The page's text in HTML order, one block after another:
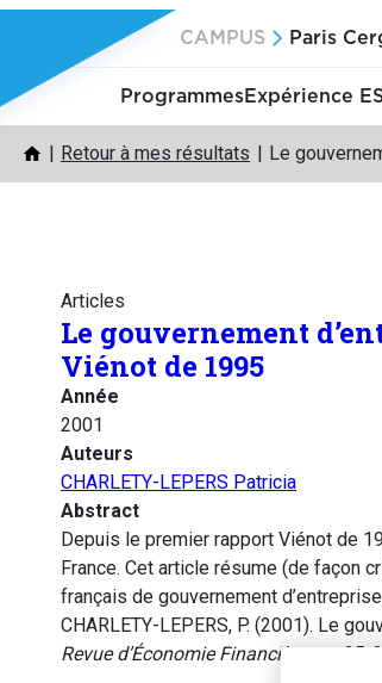
CAMPUS Paris
ProgrammesExpérience
Retour à mes résultats Le
Articles
Le gouvernement
Viénot de 1995
Année
2001
Auteurs
CHARLETY-LEPERS Patricia
Abstract
Depuis le premier rapport Viénot de
France. Cet article résume (de façon
français de gouvernement
CHARLETY-LEPERS, P. (2001). Le
Revue d’Économie Financière, pp. 25-